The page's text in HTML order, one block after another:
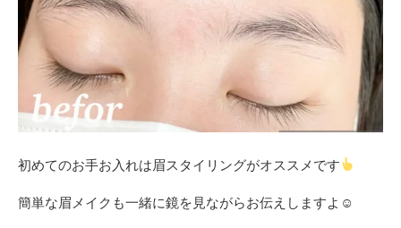
初めてのお手お入れは眉スタイリングがオススメです
簡単な眉メイクも一緒に鏡を見ながらお伝えしますよ☺︎